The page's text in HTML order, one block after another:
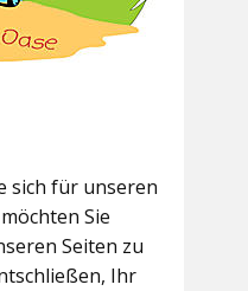
sich für unseren
Sie
Seiten zu
Ihr